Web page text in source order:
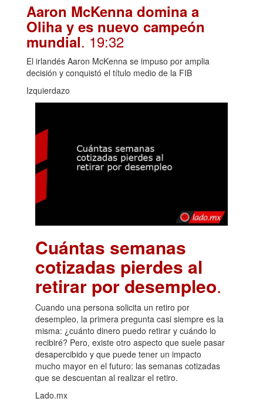
Aaron McKenna domina a
Oliha y es nuevo campeón
mundial. 19:32
El irlandés Aaron McKenna se impuso por amplia
decisión y conquistó el título medio de la FIB
Izquierdazo
Cuántas semanas
cotizadas pierdes al
retirar por desempleo.
Cuando una persona solicita un retiro por
desempleo, la primera pregunta casi siempre es la
misma: ¿cuánto dinero puedo retirar y cuándo lo
recibiré? Pero, existe otro aspecto que suele pasar
desapercibido y que puede tener un impacto
mucho mayor en el futuro: las semanas cotizadas
que se descuentan al realizar el retiro.
Lado.mx